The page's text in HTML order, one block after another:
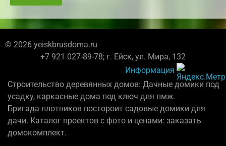
© 2026 yeiskbrusdoma.ru
+7 921 027-89-78; г. Ейск, ул. Мира, 132
Информация
Строительство деревянных домов: Дачные домики под
усадку, каркасные дома под ключ для пмж.
Бригада плотников постороит садовые домики для
дачи. Каталог проектов с фото и ценами: заказать
домокомплект.